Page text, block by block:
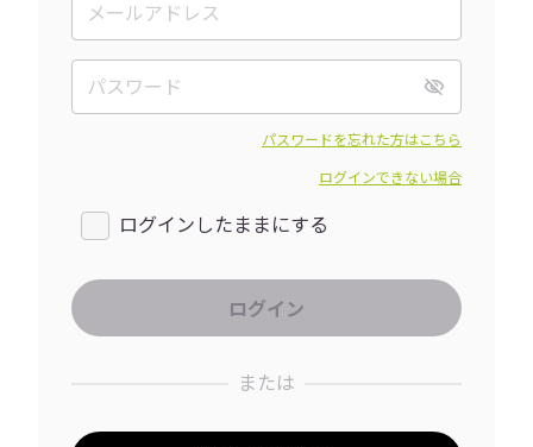
パスワードを忘れた方はこちら
ログインできない場合
ログインしたままにする
または